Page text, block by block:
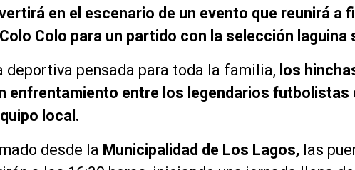
en el escenario de un evento que reunirá a
Colo para un partido con la selección laguina
deportiva pensada para toda la familia, los
enfrentamiento entre los legendarios futbolistas
local.
desde la Municipalidad de Los Lagos, las